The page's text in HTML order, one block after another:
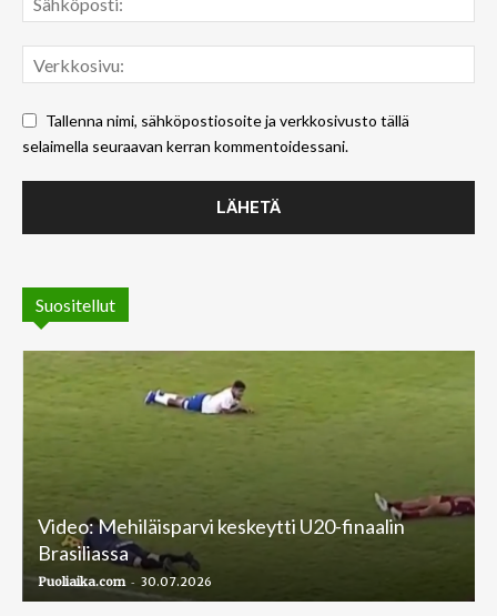
Tallenna nimi, sähköpostiosoite ja verkkosivusto tällä
selaimella seuraavan kerran kommentoidessani.
Suositellut
Video: Mehiläisparvi keskeytti U20-finaalin
Brasiliassa
Puoliaika.com - 30.07.2026